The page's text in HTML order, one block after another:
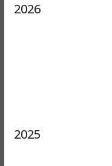
2026
2025